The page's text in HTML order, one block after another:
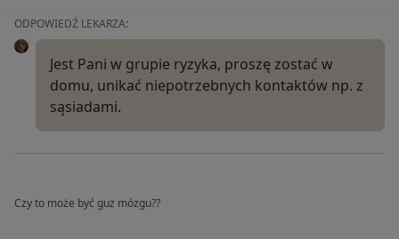
ODPOWIEDŹ LEKARZA:
Jest Pani w grupie ryzyka, proszę zostać w
domu, unikać niepotrzebnych kontaktów np. z
sąsiadami.
Czy to może być guz mózgu??